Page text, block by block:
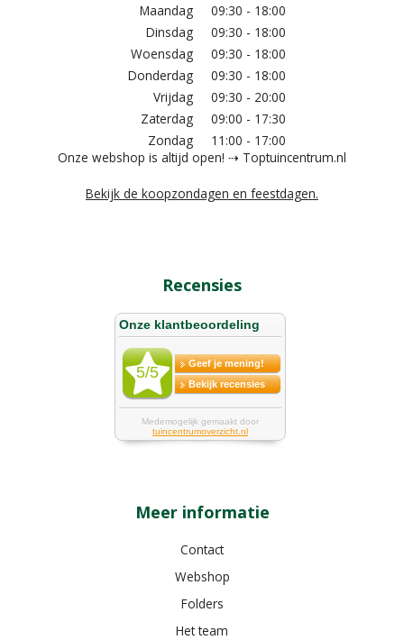
Maandag
09:30 - 18:00
Dinsdag
09:30 - 18:00
Woensdag
09:30 - 18:00
Donderdag
09:30 - 18:00
Vrijdag
09:30 - 20:00
Zaterdag
09:00 - 17:30
Zondag
11:00 - 17:00
Onze webshop is altijd open! ⇢ Toptuincentrum.nl
Bekijk de koopzondagen en feestdagen.
Recensies
Meer informatie
Contact
Webshop
Folders
Het team